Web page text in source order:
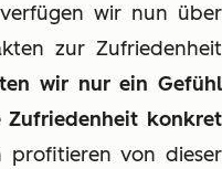
wir nun über
zur Zufriedenheit
wir nur ein Gefühl
konkret
profitieren von dieser